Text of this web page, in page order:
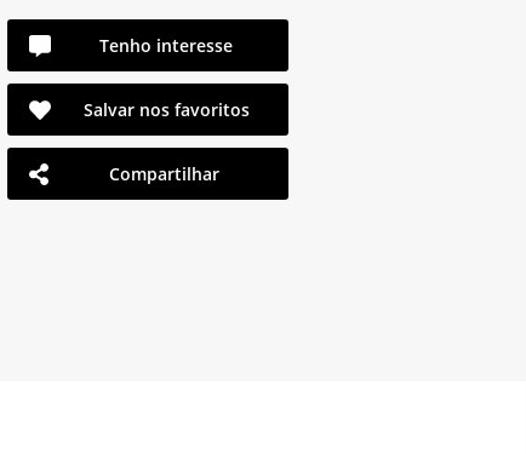
Tenho interesse
Salvar nos favoritos
Compartilhar